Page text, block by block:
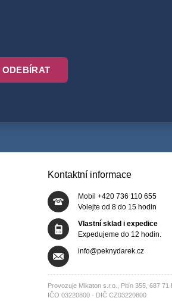
ODEBÍRAT
Kontaktní informace
Mobil +420 736 110 655
Volejte od 8 do 15 hodin
Vlastní sklad i expedice
Expedujeme do 12 hodin.
info@peknydarek.cz
Provozuje Mikaton s.r.o., Pitín 355, 687 71
IČO 03220800 · DIČ CZ03220800